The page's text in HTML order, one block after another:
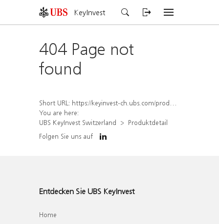
KeyInvest
404 Page not
found
Short URL: https://keyinvest-ch.ubs.com/produkt/detail/index/isin/CH1579751202
You are here:
UBS KeyInvest Switzerland
Produktdetail
Folgen Sie uns auf
Entdecken Sie UBS KeyInvest
Home